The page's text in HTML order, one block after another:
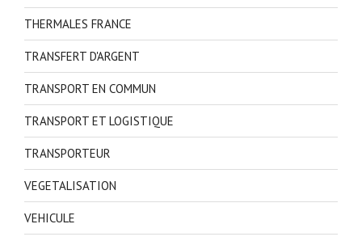
THERMALES FRANCE
TRANSFERT D'ARGENT
TRANSPORT EN COMMUN
TRANSPORT ET LOGISTIQUE
TRANSPORTEUR
VEGETALISATION
VEHICULE